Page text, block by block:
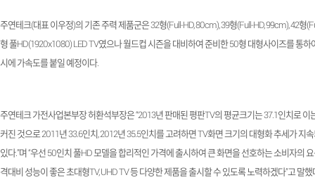
주연테크(대표 이우정)의 기존 주력 제품군은32형(Full-HD, 80cm), 39형(Full-HD, 99cm), 42형
형 풀HD(1920x1080) LED TV였으나 월드컵 시즌을 대비하여 준비한50형 대형사이즈를 통하
시에 가속도를 붙일 예정이다.
주연테크 가전사업본부장 허환석부장은 “2013년 판매된 평판TV의 평균크기는37.1인치로 이
커진 것으로2011년33.6인치, 2012년35.5인치를 고려하면TV화면 크기의 대형화 추세가 지
있다.”며 “우선50인치 풀HD모델을 합리적인 가격에 출시하여 큰 화면을 선호하는 소비자의
격대비 성능이 좋은 초대형TV, UHD TV등 다양한 제품을 출시할 수 있도록 노력하겠다”고 말했